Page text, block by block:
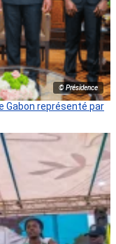
© Présidence
Gabon représenté par